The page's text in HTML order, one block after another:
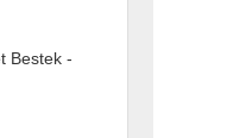
Bestek -